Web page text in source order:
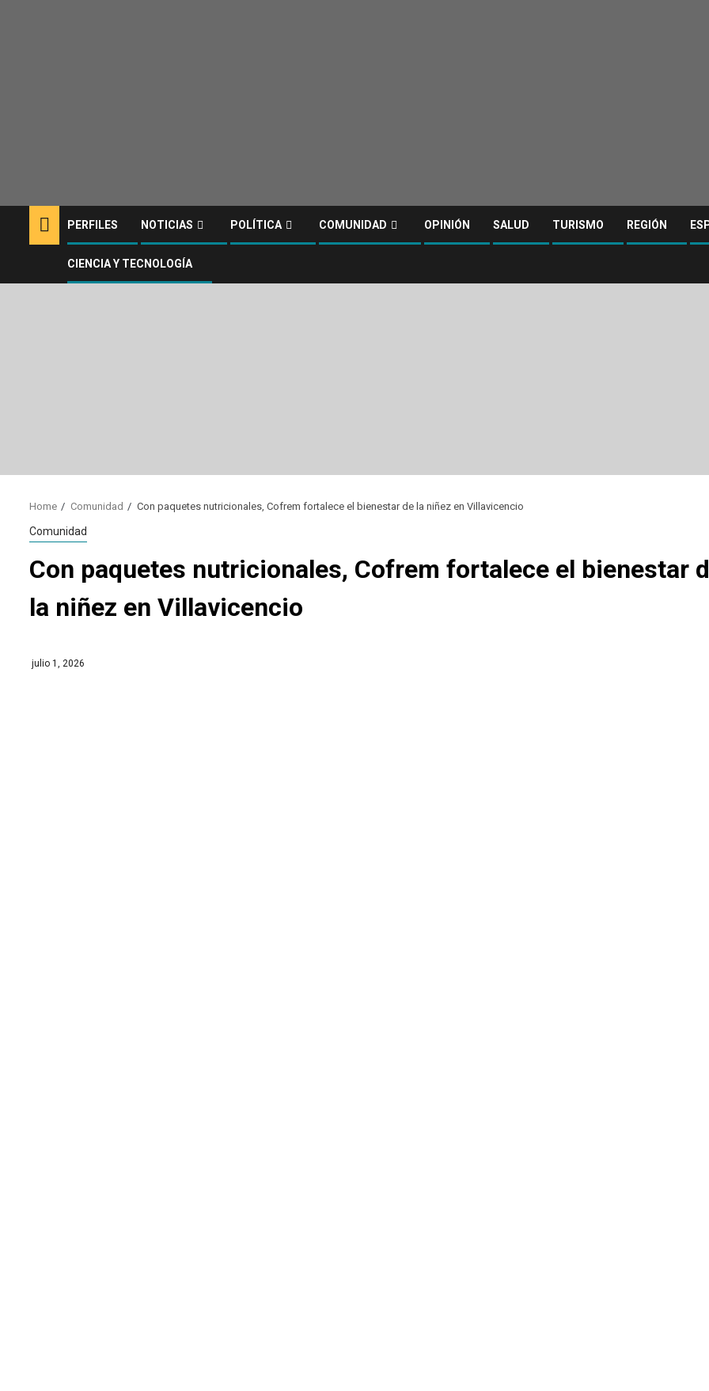
PERFILES NOTICIAS POLÍTICA COMUNIDAD OPINIÓN SALUD TURISMO REGIÓN
CIENCIA Y TECNOLOGÍA
Home Comunidad Con paquetes nutricionales, Cofrem fortalece el bienestar de la niñez en Villavicencio
Comunidad
Con paquetes nutricionales, Cofrem fortalece el bienestar
la niñez en Villavicencio
julio 1, 2026